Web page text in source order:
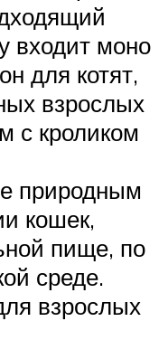
входит моно
для котят,
взрослых
с кроликом
природным
кошек,
пище, по
среде.
взрослых